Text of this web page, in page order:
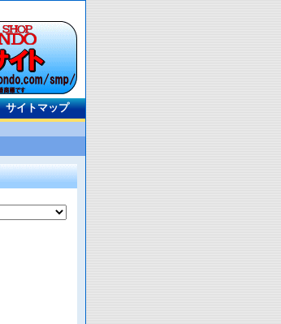
サイトマップ